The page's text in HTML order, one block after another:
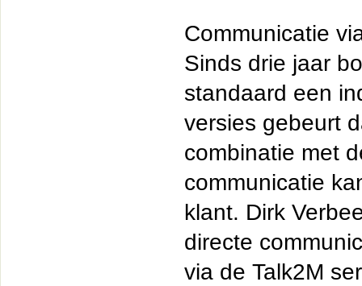
Communicatie
Sinds drie jaar
standaard een
versies gebeurt
combinatie met
communicatie
klant. Dirk
directe
via de Talk2M